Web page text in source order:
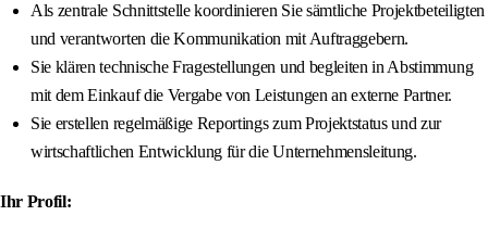
Als zentrale Schnittstelle koordinieren Sie sämtliche Projektbeteiligten
und verantworten die Kommunikation mit Auftraggebern.
Sie klären technische Fragestellungen und begleiten in Abstimmung
mit dem Einkauf die Vergabe von Leistungen an externe Partner.
Sie erstellen regelmäßige Reportings zum Projektstatus und zur
wirtschaftlichen Entwicklung für die Unternehmensleitung.
Ihr Profil: